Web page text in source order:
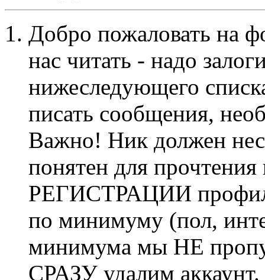
Добро пожаловать на
нас читать - надо
нижеследующего
писать сообщения,
Важно! Ник должен
понятен для
РЕГИСТРАЦИИ профиль
по минимуму (пол,
минимума мы НЕ
СРАЗУ удалим